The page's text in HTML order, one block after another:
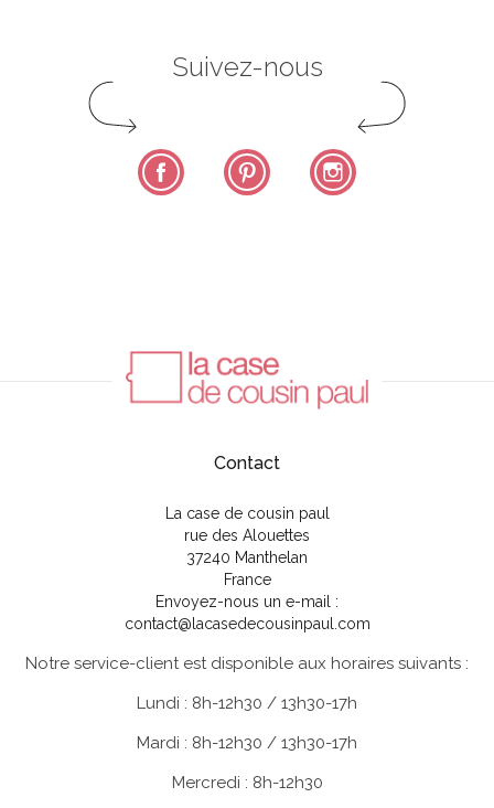
Suivez-nous
Facebook Pinterest
Contact
La case de cousin paul
rue des Alouettes
37240 Manthelan
France
Envoyez-nous un e-mail :
contact@lacasedecousinpaul.com
Notre service-client est disponible aux horaires suivants :
Lundi : 8h-12h30 / 13h30-17h
Mardi : 8h-12h30 / 13h30-17h
Mercredi : 8h-12h30